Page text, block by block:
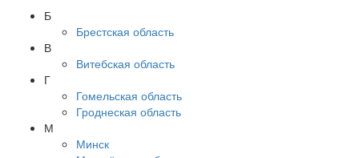
Б
Брестская область
В
Витебская область
Г
Гомельская область
Гроднеская область
М
Минск